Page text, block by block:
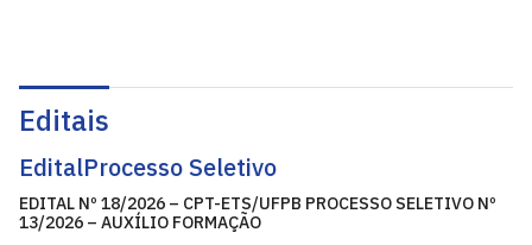
Editais
EditalProcesso Seletivo
EDITAL Nº 18/2026 – CPT-ETS/UFPB PROCESSO SELETIVO Nº
13/2026 – AUXÍLIO FORMAÇÃO